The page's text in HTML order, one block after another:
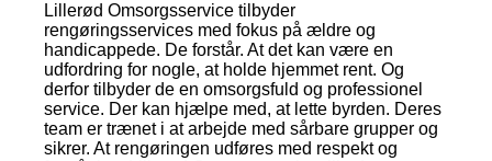
Lillerød Omsorgsservice tilbyder
rengøringsservices med fokus på ældre og
handicappede. De forstår. At det kan være en
udfordring for nogle, at holde hjemmet rent. Og
derfor tilbyder de en omsorgsfuld og professionel
service. Der kan hjælpe med, at lette byrden. Deres
team er trænet i at arbejde med sårbare grupper og
sikrer. At rengøringen udføres med respekt og